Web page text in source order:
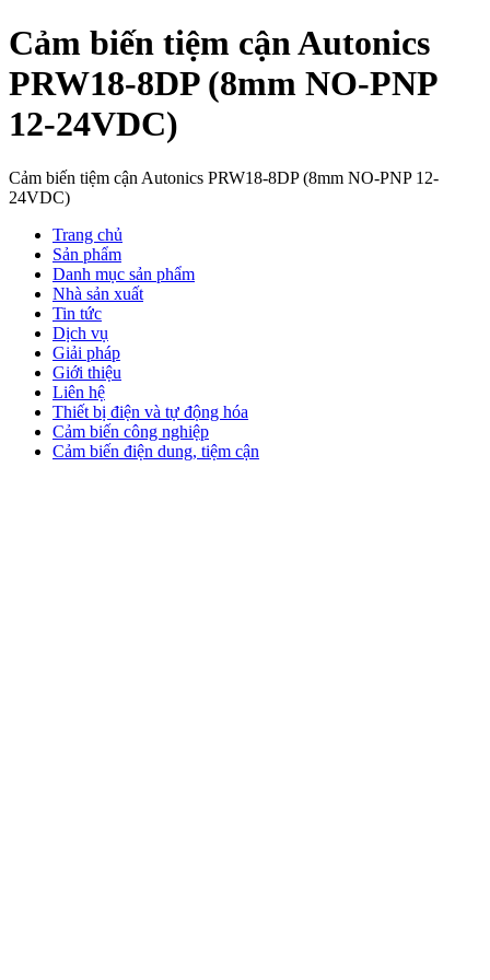
Cảm biến tiệm cận Autonics
PRW18-8DP (8mm NO-PNP
12-24VDC)
Cảm biến tiệm cận Autonics PRW18-8DP (8mm NO-PNP 12-
24VDC)
Trang chủ
Sản phẩm
Danh mục sản phẩm
Nhà sản xuất
Tin tức
Dịch vụ
Giải pháp
Giới thiệu
Liên hệ
Thiết bị điện và tự động hóa
Cảm biến công nghiệp
Cảm biến điện dung, tiệm cận